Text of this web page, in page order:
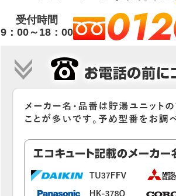
受付時間
9：00～18：00